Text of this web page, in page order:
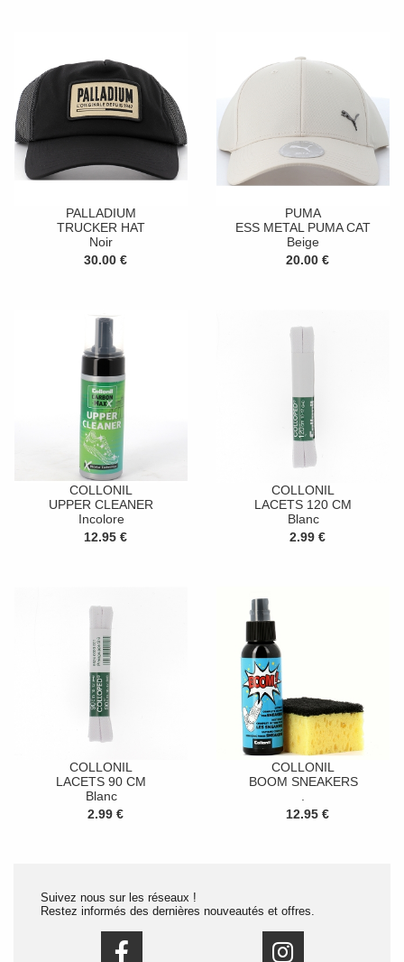
PALLADIUM
TRUCKER HAT
Noir
30.00 €
PUMA
ESS METAL PUMA CAT
Beige
20.00 €
COLLONIL
UPPER CLEANER
Incolore
12.95 €
COLLONIL
LACETS 120 CM
Blanc
2.99 €
COLLONIL
LACETS 90 CM
Blanc
2.99 €
COLLONIL
BOOM SNEAKERS
.
12.95 €
Suivez nous sur les réseaux !
Restez informés des dernières nouveautés et offres.